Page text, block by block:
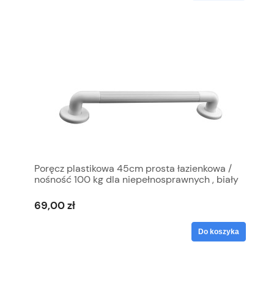
Poręcz plastikowa 45cm prosta łazienkowa /
nośność 100 kg dla niepełnosprawnych , biały
69,00 zł
Do koszyka